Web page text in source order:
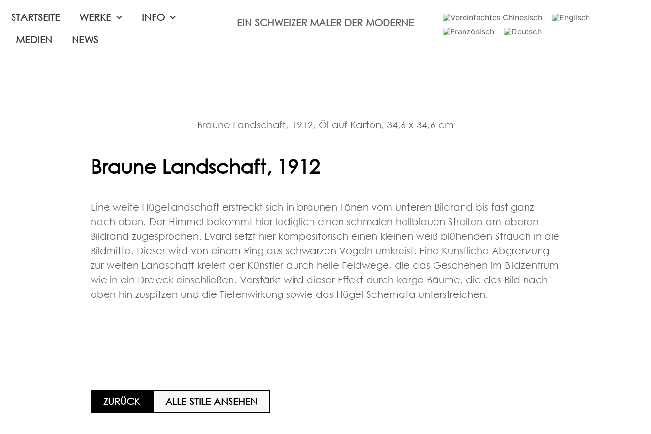
STARTSEITE WERKE
INFO
MEDIEN
NEWS
EIN SCHWEIZER MALER DER MODERNE
Braune Landschaft, 1912, Öl auf Karton, 34,6 x 34,6 cm
Braune Landschaft, 1912
Eine weite Hügellandschaft erstreckt sich in braunen Tönen vom unteren Bildrand bis fast ganz
nach oben. Der Himmel bekommt hier lediglich einen schmalen hellblauen Streifen am oberen
Bildrand zugesprochen. Evard setzt hier kompositorisch einen kleinen weiß blühenden Strauch in die
Bildmitte. Dieser wird von einem Ring aus schwarzen Vögeln umkreist. Eine Künstliche Abgrenzung
zur weiten Landschaft kreiert der Künstler durch helle Feldwege, die das Geschehen im Bildzentrum
wie in ein Dreieck einschließen. Verstärkt wird dieser Effekt durch karge Bäume, die das Bild nach
oben hin zuspitzen und die Tiefenwirkung sowie das Hügel Schemata unterstreichen.
ZURÜCK ALLE STILE ANSEHEN